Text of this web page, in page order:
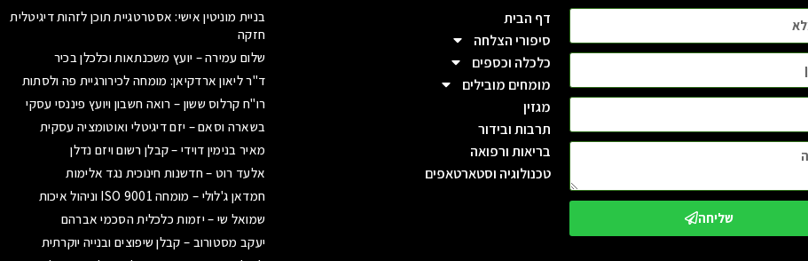
שליחה
דף הבית
סיפורי הצלחה
כלכלה וכספים
מומחים מובילים
מגזין
תרבות ובידור
בריאות ורפואה
טכנולוגיה וסטארטאפים
בניית מוניטין אישי: אסטרטגיית תוכן לזהות דיגיטלית
חזקה
שלום עמירה – יועץ משכנתאות וכלכלן בכיר
ד"ר ליאון ארדקיאן: מומחה לכירורגיית פה ולסתות
רו"ח קרלוס ששון – רואה חשבון ויועץ פיננסי עסקי
בשארה וסאם – יזם דיגיטלי ואוטומציה עסקית
מאיר בנימין דוידי – קבלן רשום ויזם נדלן
אלעד רוט – חדשנות חינוכית נגד אלימות
חמדאן ג'לולי – מומחה ISO 9001 וניהול איכות
שמואל שי – יזמות כלכלית הסכמי אברהם
יעקב מסטורוב – קבלן שיפוצים ובנייה יוקרתית